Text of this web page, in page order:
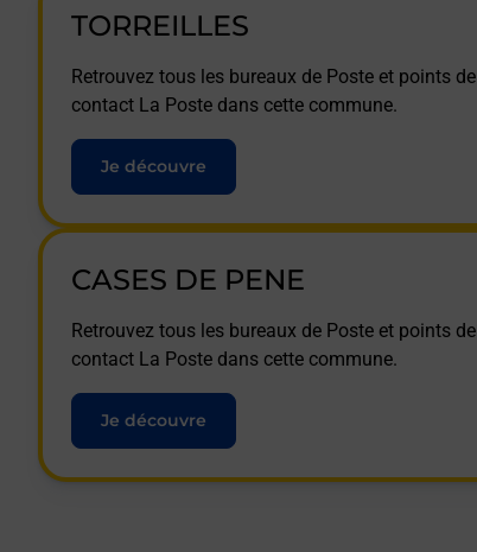
TORREILLES
Retrouvez tous les bureaux de Poste et points de
contact La Poste dans cette commune.
Je découvre
CASES DE PENE
Retrouvez tous les bureaux de Poste et points de
contact La Poste dans cette commune.
Je découvre